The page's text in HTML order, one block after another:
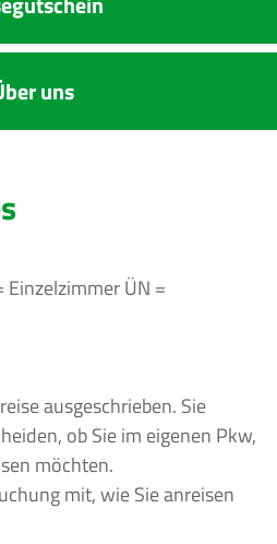
uns
Einzelzimmer ÜN =
ausgeschrieben. Sie
ob Sie im eigenen Pkw,
möchten.
mit, wie Sie anreisen